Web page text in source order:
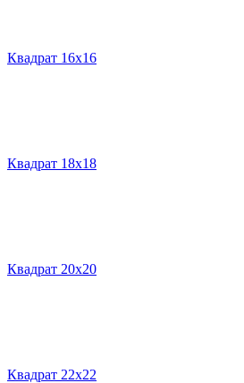
Квадрат 16х16
Квадрат 18х18
Квадрат 20х20
Квадрат 22х22